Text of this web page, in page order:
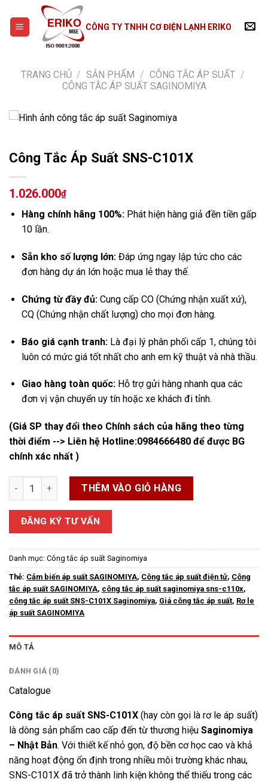
content
CÔNG TY TNHH CƠ ĐIỆN LẠNH ERIKO
TRANG CHỦ / SẢN PHẨM / CÔNG TẮC ÁP SUẤT /
CÔNG TẮC ÁP SUẤT SAGINOMIYA
Công Tắc Áp Suất SNS-C101X
1.026.000₫
Hàng chính hãng 100%:Phát hiện hàng giả đền tiền gấp
10 lần.
Sẵn kho số lượng lớn:Đáp ứng ngay lập tức cho các
đơn hàng dự án lớn hoặc mua lẻ thay thế.
Chứng từ đầy đủ:Cung cấp CO (Chứng nhận xuất xứ),
CQ (Chứng nhận chất lượng) cho mọi đơn hàng.
Báo giá cạnh tranh:Là đại lý phân phối cấp 1, chúng tôi
luôn có mức giá tốt nhất cho anh em kỹ thuật và nhà thầu.
Giao hàng toàn quốc:Hỗ trợ gửi hàng nhanh qua các
đơn vị vận chuyển uy tín hoặc xe khách đi tỉnh.
(Giá SP thay đổi theo Chính sách của hãng theo từng
thời điểm --> Liên hệ Hotline:0984666480 để được BG
chính xác nhất )
Công Tắc Áp Suất SNS-C101X số lượng
THÊM VÀO GIỎ HÀNG
ĐĂNG KÝ TƯ VẤN
Danh mục: Công tắc áp suất Saginomiya
Thẻ: Cảm biến áp suất SAGINOMIYA, Công tắc áp suất điện tử, Công
tắc áp suất SAGINOMIYA, công tắc áp suất saginomiya sns-c110x,
công tắc áp suất SNS-C101X Saginomiya, Giá công tắc áp suất, Rơ le
áp suất SAGINOMIYA
MÔ TẢ
ĐÁNH GIÁ (0)
Catalogue
Công tắc áp suất SNS-C101X (hay còn gọi là rơ le áp suất)
là dòng sản phẩm cao cấp đến từ thương hiệu Saginomiya
– Nhật Bản. Với thiết kế nhỏ gọn, độ bền cơ học cao và khả
năng hoạt động ổn định trong nhiều môi trường khác nhau,
SNS-C101X đã trở thành linh kiện không thể thiếu trong các